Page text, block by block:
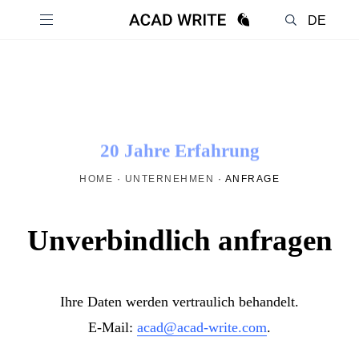
DE
20 Jahre Erfahrung
HOME · UNTERNEHMEN · ANFRAGE
Unverbindlich anfragen
Ihre Daten werden vertraulich behandelt.
E-Mail: acad@acad-write.com.